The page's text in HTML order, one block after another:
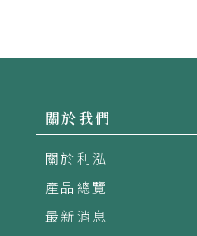
關於我們
關於利泓
產品總覽
最新消息